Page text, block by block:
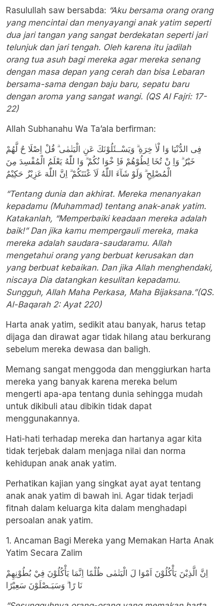
Rasulullah saw bersabda: “Aku bersama orang orang
yang mencintai dan menyayangi anak yatim seperti
dua jari tangan yang sangat berdekatan seperti jari
telunjuk dan jari tengah. Oleh karena itu jadilah
orang tua asuh bagi mereka agar mereka senang
dengan masa depan yang cerah dan bisa Lebaran
bersama-sama dengan baju baru, sepatu baru
dengan aroma yang sangat wangi. (QS Al Fajri: 17-
22)
Allah Subhanahu Wa Ta’ala berfirman:
فِى الدُّنْيَا وَا لْاٰ خِرَةِ ۗ وَيَسْــئَلُوْنَكَ عَنِ الْيَتٰمٰى ۗ قُلْ اِصْلَا حٌ لَّهُمْ
خَيْرٌ ۗ وَاِ نْ تُخَا لِطُوْهُمْ فَاِ خْوَا نُكُمْ ۗ وَا للّٰهُ يَعْلَمُ الْمُفْسِدَ مِنَ
الْمُصْلِحِ ۗ وَلَوْ شَآءَ اللّٰهُ لَاَ عْنَتَكُمْ ۗ اِنَّ اللّٰهَ عَزِيْزٌ حَكِيْمٌ
“Tentang dunia dan akhirat. Mereka menanyakan
kepadamu (Muhammad) tentang anak-anak yatim.
Katakanlah, “Memperbaiki keadaan mereka adalah
baik!” Dan jika kamu mempergauli mereka, maka
mereka adalah saudara-saudaramu. Allah
mengetahui orang yang berbuat kerusakan dan
yang berbuat kebaikan. Dan jika Allah menghendaki,
niscaya Dia datangkan kesulitan kepadamu.
Sungguh, Allah Maha Perkasa, Maha Bijaksana.”(QS.
Al-Baqarah 2: Ayat 220)
Harta anak yatim, sedikit atau banyak, harus tetap
dijaga dan dirawat agar tidak hilang atau berkurang
sebelum mereka dewasa dan baligh.
Memang sangat menggoda dan menggiurkan harta
mereka yang banyak karena mereka belum
mengerti apa-apa tentang dunia sehingga mudah
untuk dikibuli atau dibikin tidak dapat
menggunakannya.
Hati-hati terhadap mereka dan hartanya agar kita
tidak terjebak dalam menjaga nilai dan norma
kehidupan anak anak yatim.
Perhatikan kajian yang singkat ayat ayat tentang
anak anak yatim di bawah ini. Agar tidak terjadi
fitnah dalam keluarga kita dalam menghadapi
persoalan anak yatim.
1. Ancaman Bagi Mereka yang Memakan Harta Anak
Yatim Secara Zalim
اِنَّ الَّذِيْنَ يَأْكُلُوْنَ اَمْوَا لَ الْيَتٰمٰى ظُلْمًا اِنَّمَا يَأْكُلُوْنَ فِيْ بُطُوْنِهِمْ
نَا رًا ۗ وَسَيَـصْلَوْنَ سَعِيْرًا